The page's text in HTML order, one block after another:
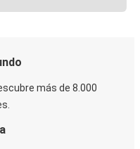
más de 8.000